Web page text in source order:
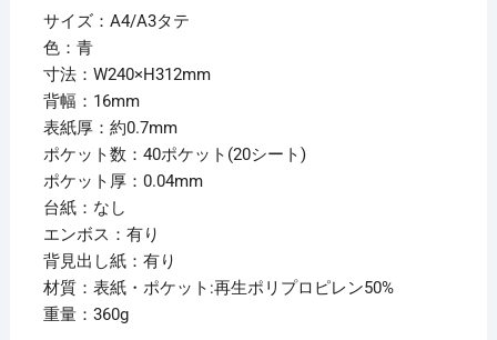
テ
40
ポ
ケ
ッ
ト
背
幅
16mm
青
G3401-
8
サイズ：A4/A3タテ
色：青
寸法：W240×H312mm
背幅：16mm
表紙厚：約0.7mm
ポケット数：40ポケット(20シート)
ポケット厚：0.04mm
台紙：なし
エンボス：有り
背見出し紙：有り
材質：表紙・ポケット:再生ポリプロピレン50%
重量：360g